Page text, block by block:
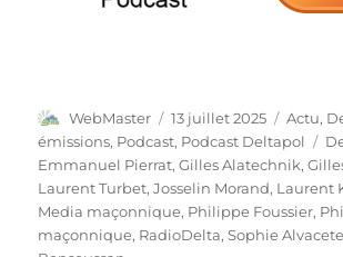
Auteur
WebMaster
Publié
le
13 juillet 2025 Actu,
émissions, Podcast, Podcast Deltapol
Emmanuel Pierrat,Gilles Alatechnik,
Laurent Turbet,Josselin Morand, Laurent
Media maçonnique, Philippe Foussier,
maçonnique, RadioDelta,Sophie Alvacete